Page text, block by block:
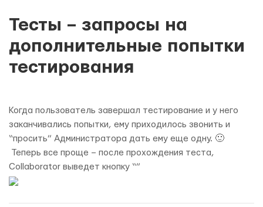
Тесты – запросы на
дополнительные попытки
тестирования
Когда пользователь завершал тестирование и у него
заканчивались попытки, ему приходилось звонить и
“просить” Администратора дать ему еще одну. 🙂
Теперь все проще – после прохождения теста,
Collaborator выведет кнопку “”